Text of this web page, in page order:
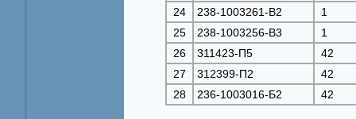
24
238-1003261-В2
1
25
238-1003256-В3
1
26
311423-П5
42
27
312399-П2
42
28
236-1003016-Б2 42